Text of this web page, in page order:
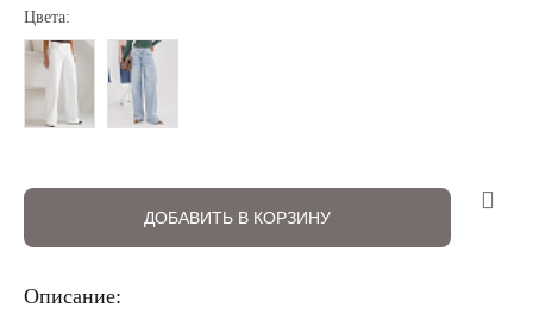
Регистрация
Цвета:
ДОБАВИТЬ В КОРЗИНУ
Описание: